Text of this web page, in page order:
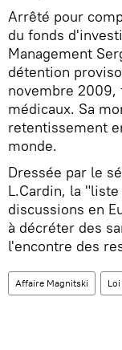
Arrêté pour
du fonds
Management
détention
novembre 2009,
médicaux. Sa
retentissement
monde.
Dressée par le
L.Cardin, la
discussions en
à décréter des
l'encontre des
Affaire Magnitski